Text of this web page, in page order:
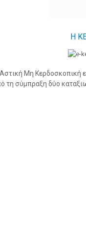
Η
Μη Κερδοσκοπική
τη σύμπραξη δύο